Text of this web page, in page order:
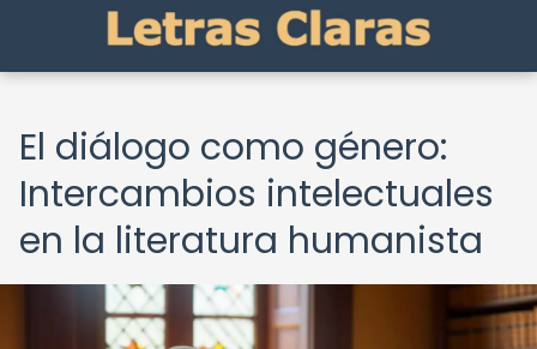
El diálogo como género:
Intercambios intelectuales
en la literatura humanista